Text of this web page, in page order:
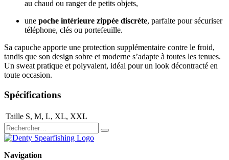
au chaud ou ranger de petits objets,
une poche intérieure zippée discrète, parfaite pour sécuriser
téléphone, clés ou portefeuille.
Sa capuche apporte une protection supplémentaire contre le froid,
tandis que son design sobre et moderne s’adapte à toutes les tenues.
Un sweat pratique et polyvalent, idéal pour un look décontracté en
toute occasion.
Spécifications
Taille S, M, L, XL, XXL
Navigation